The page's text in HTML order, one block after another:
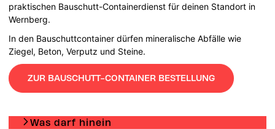
praktischen Bauschutt-Containerdienst für deinen Standort in
Wernberg.
In den Bauschuttcontainer dürfen mineralische Abfälle wie
Ziegel, Beton, Verputz und Steine.
ZUR BAUSCHUTT-CONTAINER BESTELLUNG
Was darf hinein